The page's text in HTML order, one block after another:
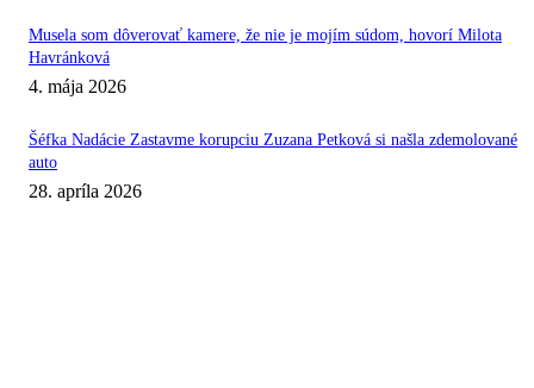
Musela som dôverovať kamere, že nie je mojím súdom, hovorí Milota
Havránková
4. mája 2026
Šéfka Nadácie Zastavme korupciu Zuzana Petková si našla zdemolované
auto
28. apríla 2026